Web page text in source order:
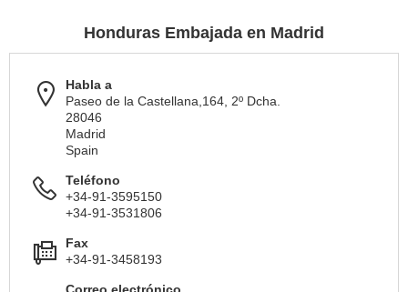
Honduras Embajada en Madrid
Habla a
Paseo de la Castellana,164, 2º Dcha.
28046
Madrid
Spain
Teléfono
+34-91-3595150
+34-91-3531806
Fax
+34-91-3458193